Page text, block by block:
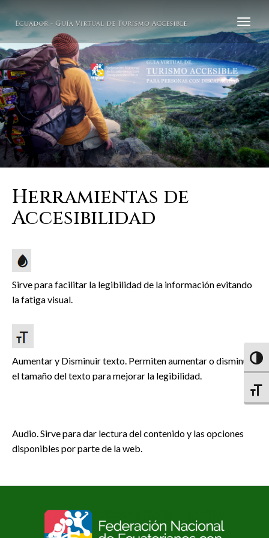
Herramientas de
Accesibilidad
Sirve para facilitar la legibilidad de la información evitando
la fatiga visual.
Aumentar y Disminuir texto. Permiten aumentar o disminuir
el tamaño del texto para mejorar la legibilidad.
Audio. Sirve para dar lectura del contenido y las opciones
disponibles por parte de la web.